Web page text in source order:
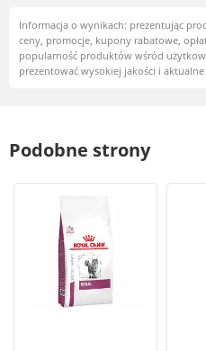
Informacja o wynikach: prezentując
ceny, promocje, kupony rabatowe,
popularność produktów wśród
prezentować wysokiej jakości i
Podobne strony